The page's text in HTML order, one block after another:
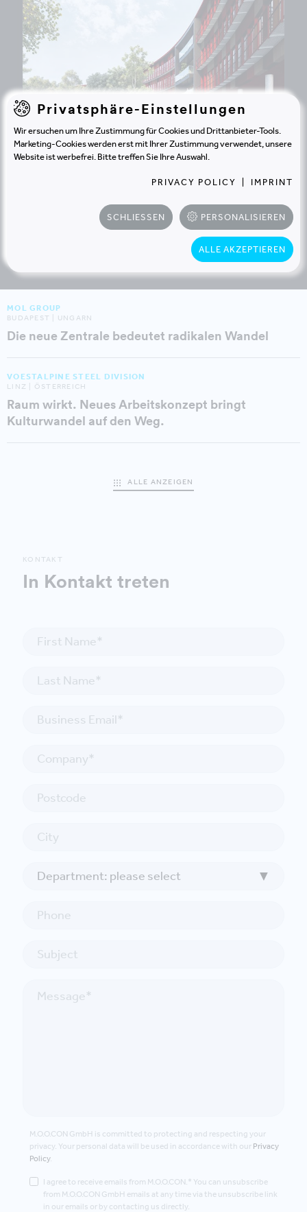
BAD BELZIG | DEUTSCHLAND
Verwaltungsmodernisierung
MOL GROUP
BUDAPEST | UNGARN
Die neue Zentrale bedeutet radikalen Wandel
VOESTALPINE STEEL DIVISION
LINZ | ÖSTERREICH
Raum wirkt. Neues Arbeitskonzept bringt
Kulturwandel auf den Weg.
ALLE ANZEIGEN
KONTAKT
In Kontakt treten
M.O.O.CON GmbH is committed to protecting and respecting your
privacy. Your personal data will be used in accordance with our Privacy
Policy.
I agree to receive emails from M.O.O.CON.* You can unsubscribe
from M.O.O.CON GmbH emails at any time via the unsubscribe link
in our emails or by contacting us directly.
Privatsphäre-Einstellungen
Wir ersuchen um Ihre Zustimmung für Cookies und Drittanbieter-Tools.
Marketing-Cookies werden erst mit Ihrer Zustimmung verwendet, unsere
Website ist werbefrei. Bitte treffen Sie Ihre Auswahl.
PRIVACY POLICY IMPRINT
SCHLIESSEN PERSONALISIEREN
ALLE AKZEPTIEREN